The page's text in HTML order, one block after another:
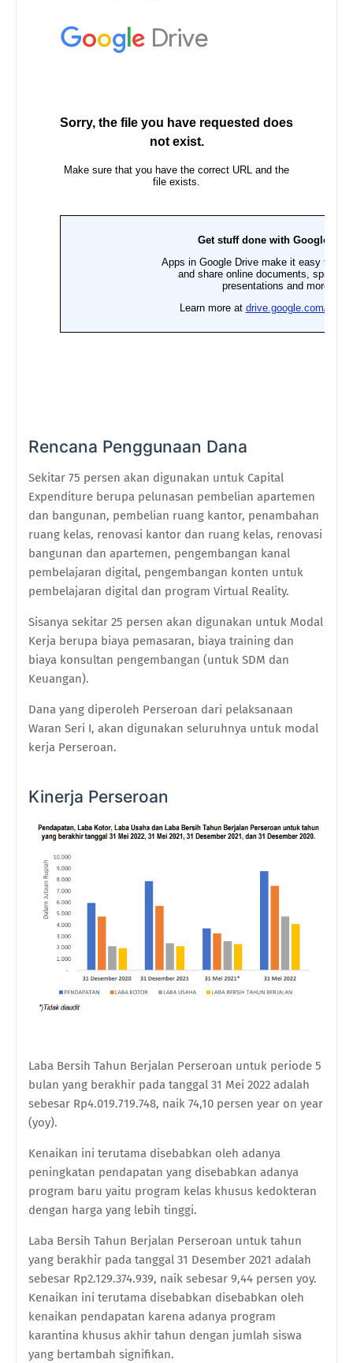
Rencana Penggunaan Dana
Sekitar 75 persen akan digunakan untuk Capital
Expenditure berupa pelunasan pembelian apartemen
dan bangunan, pembelian ruang kantor, penambahan
ruang kelas, renovasi kantor dan ruang kelas, renovasi
bangunan dan apartemen, pengembangan kanal
pembelajaran digital, pengembangan konten untuk
pembelajaran digital dan program Virtual Reality.
Sisanya sekitar 25 persen akan digunakan untuk Modal
Kerja berupa biaya pemasaran, biaya training dan
biaya konsultan pengembangan (untuk SDM dan
Keuangan).
Dana yang diperoleh Perseroan dari pelaksanaan
Waran Seri I, akan digunakan seluruhnya untuk modal
kerja Perseroan.
Kinerja Perseroan
Laba Bersih Tahun Berjalan Perseroan untuk periode 5
bulan yang berakhir pada tanggal 31 Mei 2022 adalah
sebesar Rp4.019.719.748, naik 74,10 persen year on year
(yoy).
Kenaikan ini terutama disebabkan oleh adanya
peningkatan pendapatan yang disebabkan adanya
program baru yaitu program kelas khusus kedokteran
dengan harga yang lebih tinggi.
Laba Bersih Tahun Berjalan Perseroan untuk tahun
yang berakhir pada tanggal 31 Desember 2021 adalah
sebesar Rp2.129.374.939, naik sebesar 9,44 persen yoy.
Kenaikan ini terutama disebabkan disebabkan oleh
kenaikan pendapatan karena adanya program
karantina khusus akhir tahun dengan jumlah siswa
yang bertambah signifikan.